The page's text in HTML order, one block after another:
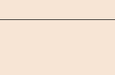
Evitez de laisser la
atelier de SAINT-
soignées. Expédition La